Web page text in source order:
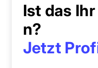
Ist das
n?
Jetzt